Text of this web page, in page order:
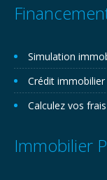
Simulation
Crédit immobilier
Calculez vos
Immobilier